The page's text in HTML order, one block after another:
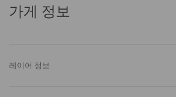
가게 정보
레이어 정보